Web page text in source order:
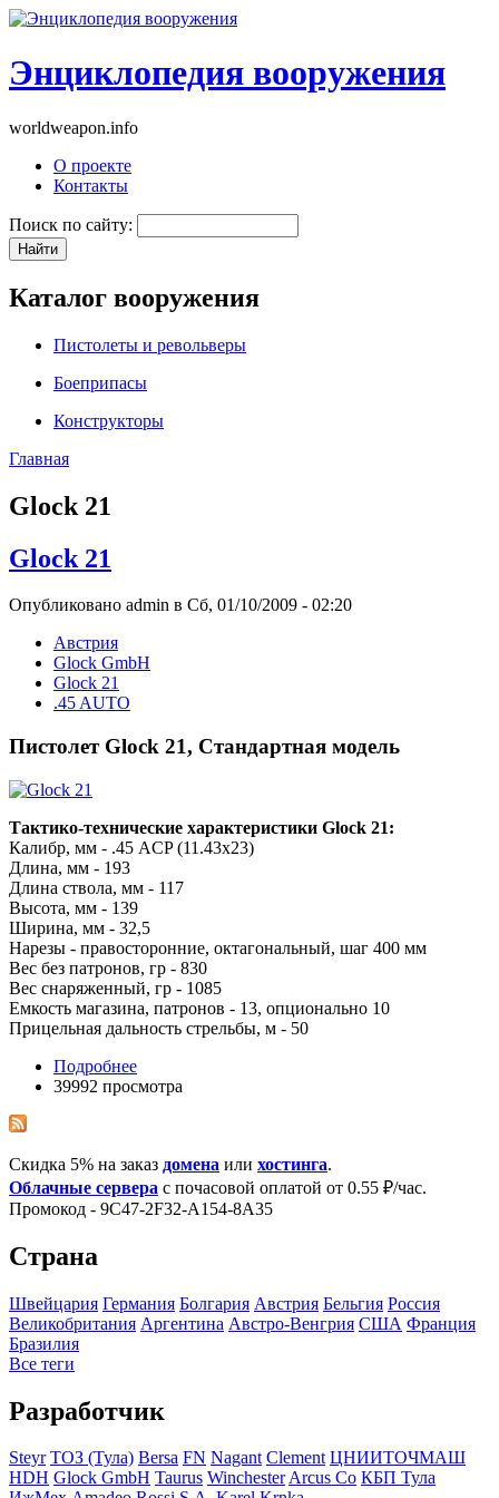
Энциклопедия вооружения
worldweapon.info
О проекте
Контакты
Поиск по сайту:
Каталог вооружения
Пистолеты и револьверы
Боеприпасы
Конструкторы
Главная
Glock 21
Glock 21
Опубликовано admin в Сб, 01/10/2009 - 02:20
Австрия
Glock GmbH
Glock 21
.45 AUTO
Пистолет Glock 21, Стандартная модель
Тактико-технические характеристики Glock 21:
Калибр, мм - .45 ACP (11.43x23)
Длина, мм - 193
Длина ствола, мм - 117
Высота, мм - 139
Ширина, мм - 32,5
Нарезы - правосторонние, октагональный, шаг 400 мм
Вес без патронов, гр - 830
Вес снаряженный, гр - 1085
Емкость магазина, патронов - 13, опционально 10
Прицельная дальность стрельбы, м - 50
Подробнее
39992 просмотра
Скидка 5% на заказ домена или хостинга.
Облачные сервера с почасовой оплатой от 0.55 ₽/час.
Промокод - 9C47-2F32-A154-8A35
Страна
Швейцария Германия Болгария Австрия Бельгия Росcия
Великобритания Аргентина Австро-Венгрия США Франция
Бразилия
Все теги
Разработчик
Steyr ТОЗ (Тула) Bersa FN Nagant Clement ЦНИИТОЧМАШ
HDH Glock GmbH Taurus WinchesterArcus Co КБП Тула